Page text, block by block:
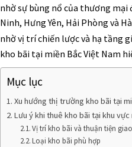
nhờ sự bùng nổ của thương mại
Ninh, Hưng Yên, Hải Phòng và
nhờ vị trí chiến lược và hạ tầng
kho bãi tại miền Bắc Việt Nam
Mục lục
Xu hướng thị trường kho bãi tại
Lưu ý khi thuê kho bãi tại khu vực
Vị trí kho bãi và thuận tiện
Loại kho bãi phù hợp